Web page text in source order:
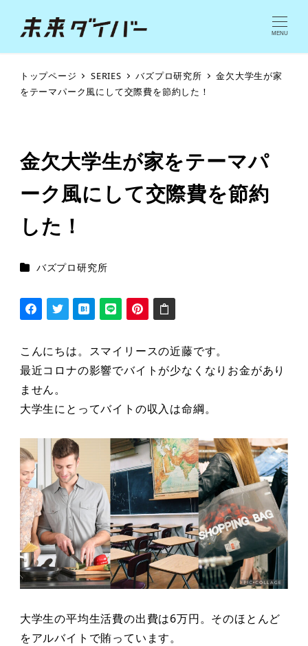
MENU
トップページ SERIES バズプロ研究所
金欠大学生が家
をテーマパーク風にして交際費を節約した！
金欠大学生が家をテーマパ
ーク風にして交際費を節約
した！
シリーズカテゴリー
バズプロ研究所
こんにちは。スマイリースの近藤です。
最近コロナの影響でバイトが少なくなりお金があり
ません。
大学生にとってバイトの収入は命綱。
大学生の平均生活費の出費は6万円。そのほとんど
をアルバイトで賄っています。